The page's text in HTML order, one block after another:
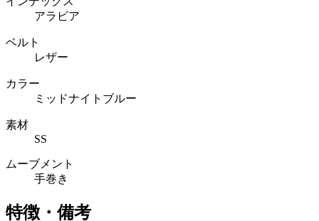
アラビア
ベルト
レザー
カラー
ミッドナイトブルー
素材
SS
ムーブメント
手巻き
特徴・備考